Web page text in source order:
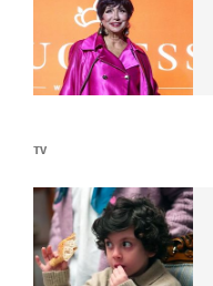
TV